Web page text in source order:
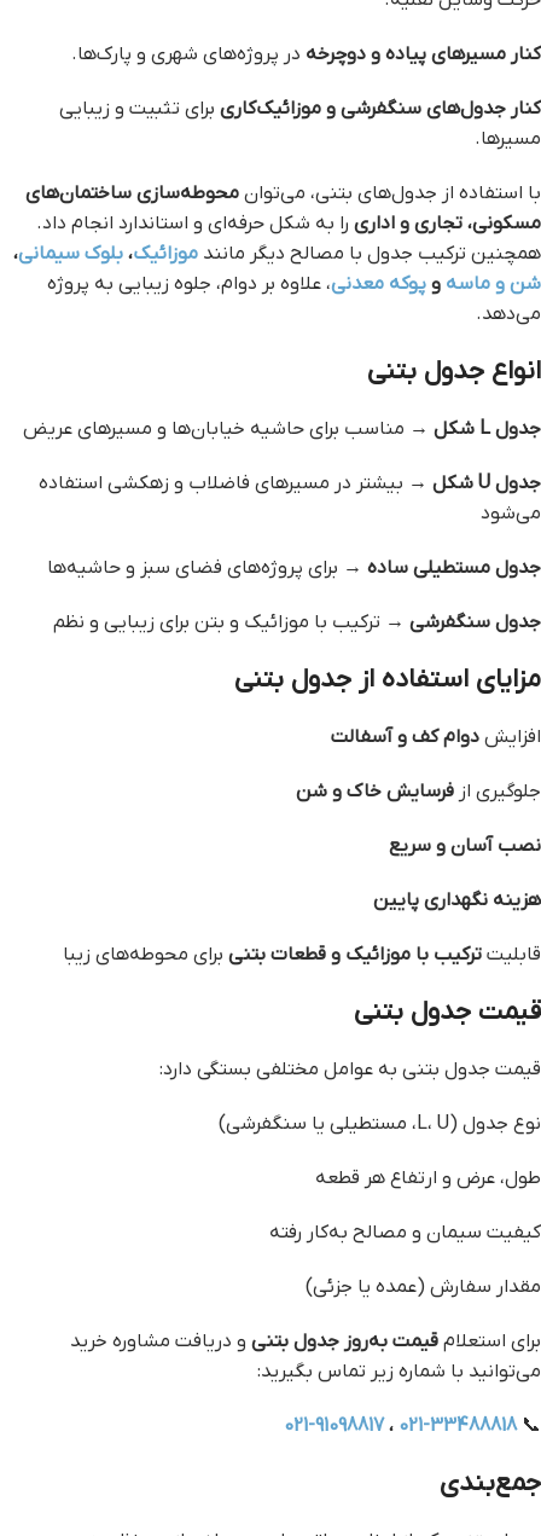
کنار مسیرهای پیاده و دوچرخه در پروژه‌های شهری و پارک‌ها.
کنار جدول‌های سنگفرشی و موزائیک‌کاری برای تثبیت و زیبایی
مسیرها.
با استفاده از جدول‌های بتنی، می‌توان محوطه‌سازی ساختمان‌های
مسکونی، تجاری و اداری را به شکل حرفه‌ای و استاندارد انجام داد.
همچنین ترکیب جدول با مصالح دیگر مانند موزائیک، بلوک سیمانی،
شن و ماسه و پوکه معدنی، علاوه بر دوام، جلوه زیبایی به پروژه
می‌دهد.
انواع جدول بتنی
جدول L شکل → مناسب برای حاشیه خیابان‌ها و مسیرهای عریض
جدول U شکل
→ بیشتر در مسیرهای فاضلاب و زهکشی استفاده
می‌شود
جدول مستطیلی ساده → برای پروژه‌های فضای سبز و حاشیه‌ها
جدول سنگفرشی → ترکیب با موزائیک و بتن برای زیبایی و نظم
مزایای استفاده از جدول بتنی
افزایش دوام کف و آسفالت
جلوگیری از فرسایش خاک و شن
نصب آسان و سریع
هزینه نگهداری پایین
قابلیت ترکیب با موزائیک و قطعات بتنی برای محوطه‌های زیبا
قیمت جدول بتنی
قیمت جدول بتنی به عوامل مختلفی بستگی دارد:
نوع جدول (L، U، مستطیلی یا سنگفرشی)
طول، عرض و ارتفاع هر قطعه
کیفیت سیمان و مصالح به‌کار رفته
مقدار سفارش (عمده یا جزئی)
برای استعلام قیمت به‌روز جدول بتنی و دریافت مشاوره خرید
می‌توانید با شماره زیر تماس بگیرید:
📞
021-33488818 ،021-91098817
جمع‌بندی